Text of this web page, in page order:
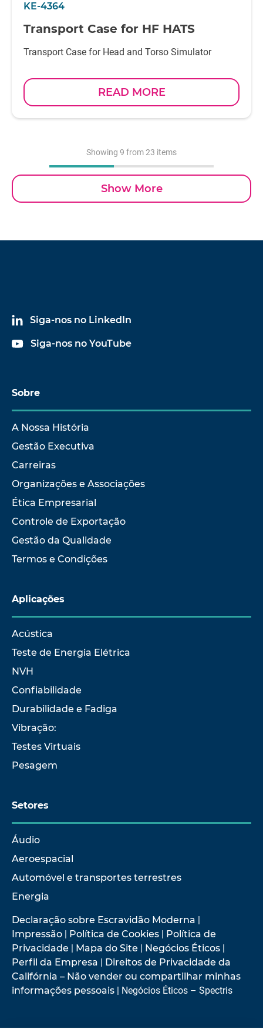
KE-4364
Transport Case for HF HATS
Transport Case for Head and Torso Simulator
READ MORE
Showing 9 from 23 items
Show More
Siga-nos no LinkedIn
Siga-nos no YouTube
Sobre
A Nossa História
Gestão Executiva
Carreiras
Organizações e Associações
Ética Empresarial
Controle de Exportação
Gestão da Qualidade
Termos e Condições
Aplicações
Acústica
Teste de Energia Elétrica
NVH
Confiabilidade
Durabilidade e Fadiga
Vibração:
Testes Virtuais
Pesagem
Setores
Áudio
Aeroespacial
Automóvel e transportes terrestres
Energia
Declaração sobre Escravidão Moderna |
Impressão | Política de Cookies | Política de
Privacidade | Mapa do Site | Negócios Éticos |
Perfil da Empresa | Direitos de Privacidade da
Califórnia – Não vender ou compartilhar minhas
informações pessoais | Negócios Éticos – Spectris